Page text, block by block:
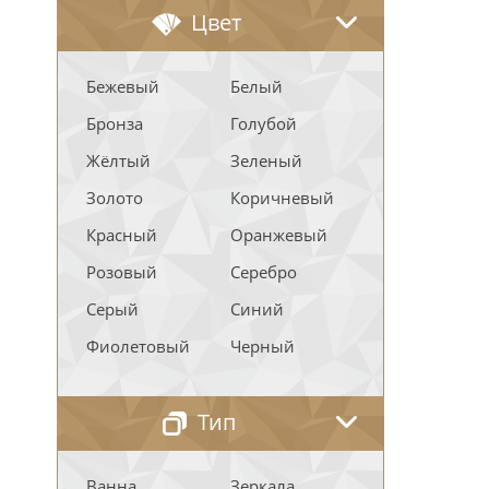
Цвет
Бежевый
Белый
Бронза
Голубой
Жёлтый
Зеленый
Золото
Коричневый
Красный
Оранжевый
Розовый
Серебро
Серый
Синий
Фиолетовый
Черный
Тип